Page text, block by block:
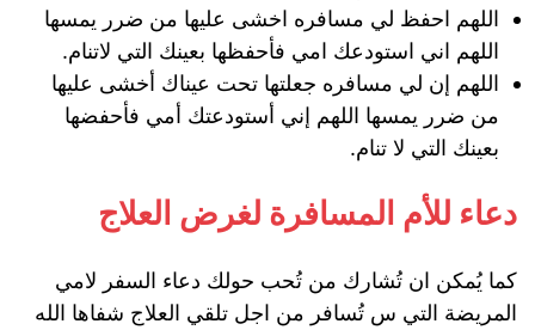
اللهم احفظ لي مسافره اخشى عليها من ضرر يمسها
اللهم اني استودعك امي فأحفظها بعينك التي لاتنام.
اللهم إن لي مسافره جعلتها تحت عيناك أخشى عليها
من ضرر يمسها اللهم إني أستودعتك أمي فأحفضها
بعينك التي لا تنام.
دعاء للأم المسافرة لغرض العلاج
كما يُمكن ان تُشارك من تُحب حولك دعاء السفر لامي
المريضة التي س تُسافر من اجل تلقي العلاج شفاها الله